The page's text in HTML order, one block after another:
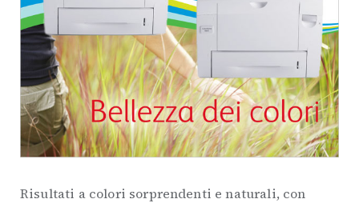
Risultati a colori sorprendenti e naturali, con